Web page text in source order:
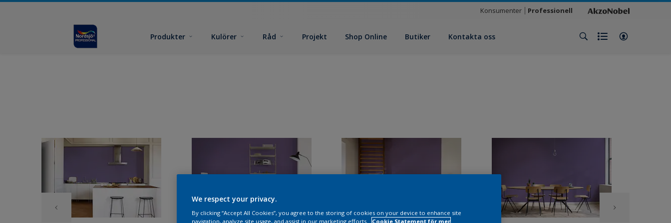
Konsumenter Professionell
Produkter Kulörer Råd Projekt Shop Online Butiker Kontakta oss
We respect your privacy.
By clicking “Accept All Cookies”, you agree to the storing of cookies on your device to enhance site
navigation, analyze site usage, and assist in our marketing efforts.
Cookie Statement för mer